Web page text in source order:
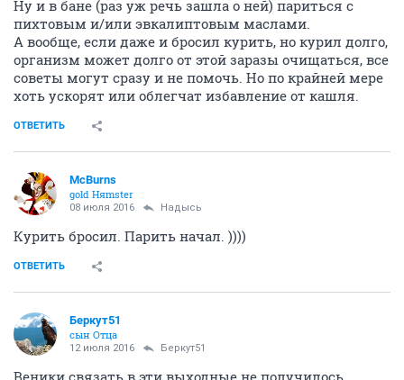
Ну и в бане (раз уж речь зашла о ней) париться с
пихтовым и/или эвкалиптовым маслами.
А вообще, если даже и бросил курить, но курил долго,
организм может долго от этой заразы очищаться, все
советы могут сразу и не помочь. Но по крайней мере
хоть ускорят или облегчат избавление от кашля.
ОТВЕТИТЬ
McBurns
gold Няmster
08 июля 2016 Надысь
Курить бросил. Парить начал. ))))
ОТВЕТИТЬ
Беркут51
сын Отца
12 июля 2016 Беркут51